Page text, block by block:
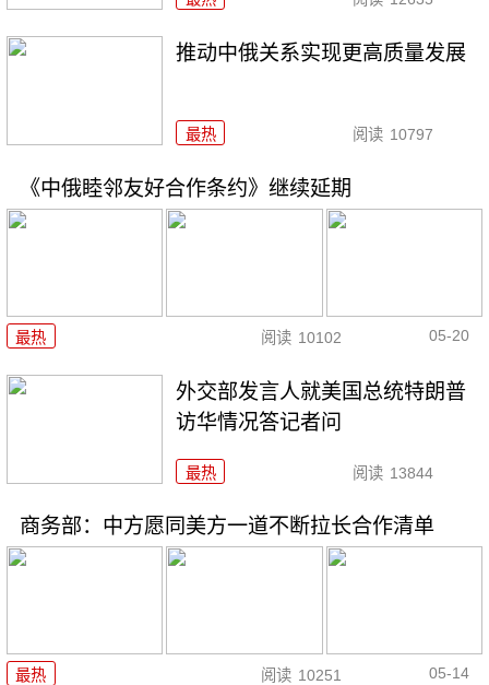
推动中俄关系实现更高质量发展
最热 阅读 10797
《中俄睦邻友好合作条约》继续延期
最热 阅读 10102 05-20
外交部发言人就美国总统特朗普
访华情况答记者问
最热 阅读 13844
商务部：中方愿同美方一道不断拉长合作清单
最热 阅读 10251 05-14